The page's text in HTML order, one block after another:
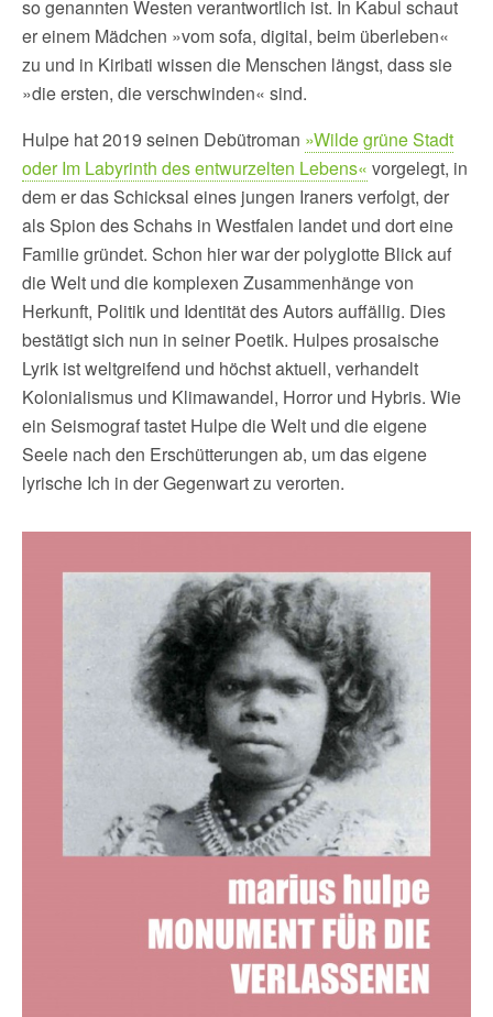
so genannten Westen verantwortlich ist. In Kabul schaut
er einem Mädchen »vom sofa, digital, beim überleben«
zu und in Kiribati wissen die Menschen längst, dass sie
»die ersten, die verschwinden« sind.
Hulpe hat 2019 seinen Debütroman »Wilde grüne Stadt
oder Im Labyrinth des entwurzelten Lebens« vorgelegt, in
dem er das Schicksal eines jungen Iraners verfolgt, der
als Spion des Schahs in Westfalen landet und dort eine
Familie gründet. Schon hier war der polyglotte Blick auf
die Welt und die komplexen Zusammenhänge von
Herkunft, Politik und Identität des Autors auffällig. Dies
bestätigt sich nun in seiner Poetik. Hulpes prosaische
Lyrik ist weltgreifend und höchst aktuell, verhandelt
Kolonialismus und Klimawandel, Horror und Hybris. Wie
ein Seismograf tastet Hulpe die Welt und die eigene
Seele nach den Erschütterungen ab, um das eigene
lyrische Ich in der Gegenwart zu verorten.